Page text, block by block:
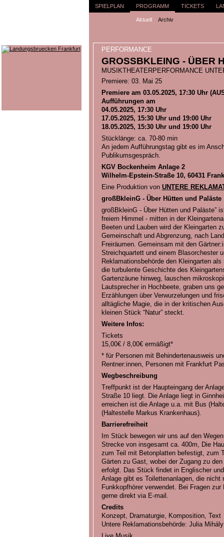
SPIELPLAN PROGRAMM
Aktuell Archiv
TICKETS
PERFORMANCE
GROSSBKLEING - ÜBER
MUSIKTHEATERPERFORMANCE
Premiere: 03. Mai 25
Premiere am 03.05.2025, 17:30 Uhr
Aufführungen am
04.05.2025, 17:30 Uhr
17.05.2025, 15:30 Uhr und 19:00 Uhr
18.05.2025, 15:30 Uhr und 19:00 Uhr
Stücklänge: ca. 70-80 min
An jedem Aufführungstag gibt es im
Publikumsgespräch.
KGV Bockenheim Anlage 2
Wilhelm-Epstein-Straße 10, 60431
Eine Produktion von UNTERE
großBkleinG - Über Hütten und Paläste
großBkleinG - Über Hütten und Paläste”
freiem Himmel - mitten in der
Beeten und Lauben wird der Kleingarten
Gemeinschaft und Abgrenzung, nach
Freiräumen. Gemeinsam mit den
Streichquartett und einem Blasorchester
Reklamationsbehörde den Kleingarten
die turbulente Geschichte des
Gartenzäune hinweg, lauschen
Lautsprecher in Hochbeete, graben uns
Erzählungen über Verwurzelungen und
alltägliche Magie, die in der kritischen
kleinen Stück “Natur” steckt.
Weitere Infos:
Tickets
15,00€ / 8,00€ ermäßigt*
* für Personen mit Behindertenausweis
Rentner:innen, Personen mit Frankfurt
Wegbeschreibung
Treffpunkt ist der Haupteingang der
Straße 10 liegt. Die Anlage liegt in
erreichen ist die Anlage u.a. mit Bus
(Haltestelle Markus Krankenhaus).
Barrierefreiheit
Im Stück bewegen wir uns auf den
Strecke von insgesamt ca. 400m, Die
zum Teil mit Betonplatten befestigt, zum
Gärten zu Gast, wobei der Zugang zu
erfolgt. Das Stück findet in Englischer
Anlage gibt es Toilettenanlagen, die
Funkkopfhörer verwendet. Bei Fragen
gerne direkt via E-mail.
Credits
Konzept, Dramaturgie, Komposition, Text
Untere Reklamationsbehörde: Julia